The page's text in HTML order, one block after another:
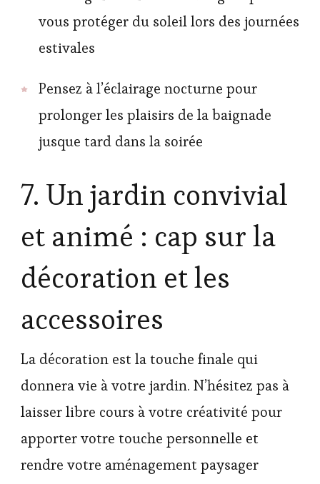
vous protéger du soleil lors des journées
estivales
Pensez à l’éclairage nocturne pour
prolonger les plaisirs de la baignade
jusque tard dans la soirée
7. Un jardin convivial
et animé : cap sur la
décoration et les
accessoires
La décoration est la touche finale qui
donnera vie à votre jardin. N’hésitez pas à
laisser libre cours à votre créativité pour
apporter votre touche personnelle et
rendre votre aménagement paysager